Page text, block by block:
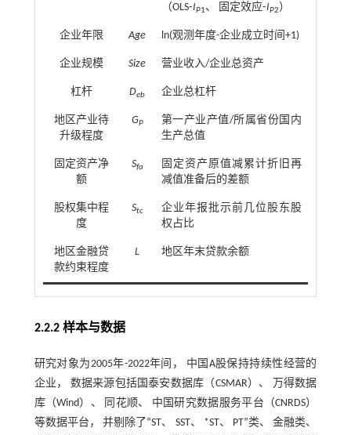
（OLS⁃IP1、 固定效应⁃IP2 ）
企业年限 Age ln(观测年度-企业成立时间+1)
企业规模 Size 营业收入/企业总资产
杠杆 Deb 企业总杠杆
地区产业待
升级程度
GP
第一产业产值/所属省份国内
生产总值
固定资产净
额
Sfa
固定资产原值减累计折旧再
减值准备后的差额
股权集中程
度
Stc
企业年报批示前几位股东股
权占比
地区金融贷
款约束程度
L 地区年末贷款余额
2.2.2 样本与数据
研究对象为2005年-2022年间， 中国A股保持持续性经营的
企业， 数据来源包括国泰安数据库（CSMAR）、 万得数据
库（Wind）、 同花顺、 中国研究数据服务平台（CNRDS）
等数据平台， 并剔除了“ST、 SST、 *ST、 PT”类、 金融类、